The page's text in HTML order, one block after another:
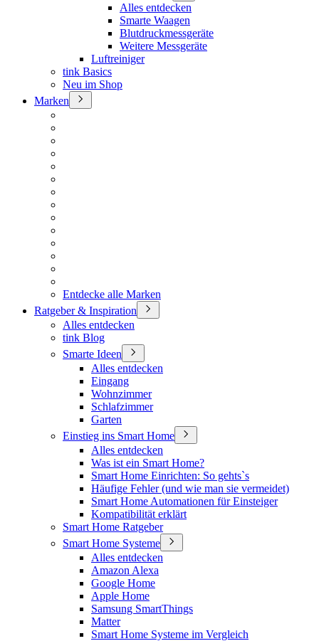
Alles entdecken
Smarte Waagen
Blutdruckmessgeräte
Weitere Messgeräte
Luftreiniger
tink Basics
Neu im Shop
Marken
Entdecke alle Marken
Ratgeber & Inspiration
Alles entdecken
tink Blog
Smarte Ideen
Alles entdecken
Eingang
Wohnzimmer
Schlafzimmer
Garten
Einstieg ins Smart Home
Alles entdecken
Was ist ein Smart Home?
Smart Home Einrichten: So gehts`s
Häufige Fehler (und wie man sie vermeidet)
Smart Home Automationen für Einsteiger
Kompatibilität erklärt
Smart Home Ratgeber
Smart Home Systeme
Alles entdecken
Amazon Alexa
Google Home
Apple Home
Samsung SmartThings
Matter
Smart Home Systeme im Vergleich